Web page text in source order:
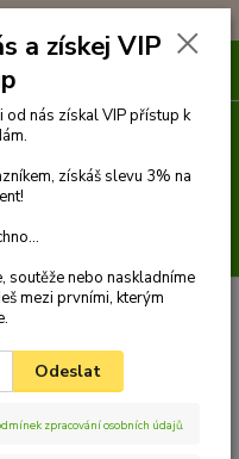
hlazenice klasické
Obojek z
hlazenice pro psy 60 cm x 30 mm
hlazenice pro
hnědý
a získej VIP
od nás získal VIP přístup k
získáš slevu 3% na
soutěže nebo naskladníme
mezi prvními, kterým
Odeslat
zpracování osobních údajů.